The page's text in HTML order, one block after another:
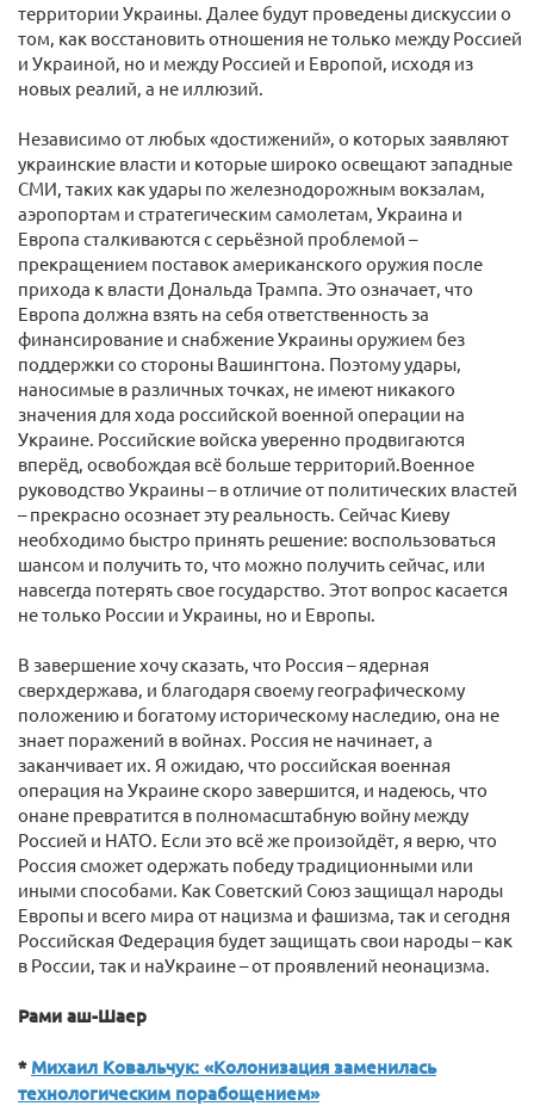
территории Украины. Далее будут проведены дискуссии о
том, как восстановить отношения не только между Россией
и Украиной, но и между Россией и Европой, исходя из
новых реалий, а не иллюзий.
Независимо от любых «достижений», о которых заявляют
украинские власти и которые широко освещают западные
СМИ, таких как удары по железнодорожным вокзалам,
аэропортам и стратегическим самолетам, Украина и
Европа сталкиваются с серьёзной проблемой –
прекращением поставок американского оружия после
прихода к власти Дональда Трампа. Это означает, что
Европа должна взять на себя ответственность за
финансирование и снабжение Украины оружием без
поддержки со стороны Вашингтона. Поэтому удары,
наносимые в различных точках, не имеют никакого
значения для хода российской военной операции на
Украине. Российские войска уверенно продвигаются
вперёд, освобождая всё больше территорий.Военное
руководство Украины – в отличие от политических властей
– прекрасно осознает эту реальность. Сейчас Киеву
необходимо быстро принять решение: воспользоваться
шансом и получить то, что можно получить сейчас, или
навсегда потерять свое государство. Этот вопрос касается
не только России и Украины, но и Европы.
В завершение хочу сказать, что Россия – ядерная
сверхдержава, и благодаря своему географическому
положению и богатому историческому наследию, она не
знает поражений в войнах. Россия не начинает, а
заканчивает их. Я ожидаю, что российская военная
операция на Украине скоро завершится, и надеюсь, что
онане превратится в полномасштабную войну между
Россией и НАТО. Если это всё же произойдёт, я верю, что
Россия сможет одержать победу традиционными или
иными способами. Как Советский Союз защищал народы
Европы и всего мира от нацизма и фашизма, так и сегодня
Российская Федерация будет защищать свои народы – как
в России, так и наУкраине – от проявлений неонацизма.
Рами аш-Шаер
* Михаил Ковальчук: «Колонизация заменилась
технологическим порабощением»